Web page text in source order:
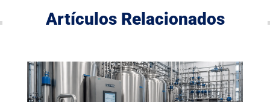
Artículos Relacionados